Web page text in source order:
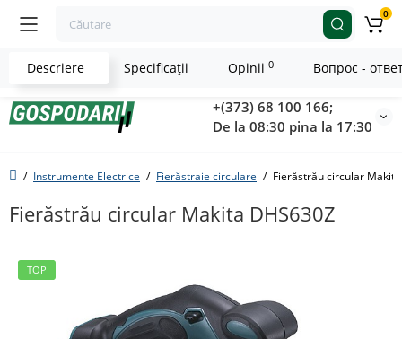
+(373) 68 100 166;
De la 08:30 pina la 17:30
0
Instrumente Electrice Fierăstraie circulare Fierăstrău circular
Fierăstrău circular Makita DHS630Z
TOP
Descriere Specificaţii Opinii 0 Вопрос -